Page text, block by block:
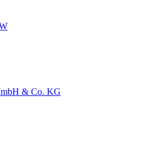
& Co. KG